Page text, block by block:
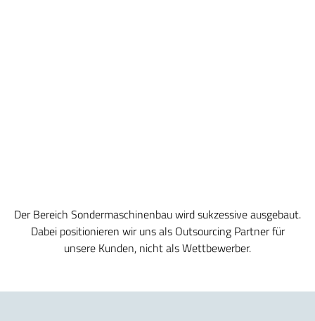
Der Bereich Sondermaschinenbau wird sukzessive ausgebaut.
Dabei positionieren wir uns als Outsourcing Partner für
unsere Kunden, nicht als Wettbewerber.